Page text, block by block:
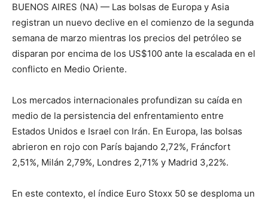
BUENOS AIRES (NA) — Las bolsas de Europa y Asia
registran un nuevo declive en el comienzo de la segunda
semana de marzo mientras los precios del petróleo se
disparan por encima de los US$100 ante la escalada en el
conflicto en Medio Oriente.
Los mercados internacionales profundizan su caída en
medio de la persistencia del enfrentamiento entre
Estados Unidos e Israel con Irán. En Europa, las bolsas
abrieron en rojo con París bajando 2,72%, Fráncfort
2,51%, Milán 2,79%, Londres 2,71% y Madrid 3,22%.
En este contexto, el índice Euro Stoxx 50 se desploma un